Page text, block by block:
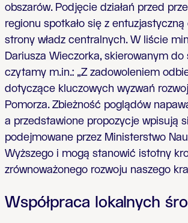
obszarów. Podjęcie działań przed
regionu spotkało się z
strony władz centralnych. W liście
Dariusza Wieczorka, skierowanym do
czytamy m.in.: „Z zadowoleniem
dotyczące kluczowych wyzwań
Pomorza. Zbieżność poglądów
a przedstawione propozycje wpisują
podejmowane przez Ministerstwo
Wyższego i mogą stanowić istotny
zrównoważonego rozwoju naszego
Współpraca lokalnych